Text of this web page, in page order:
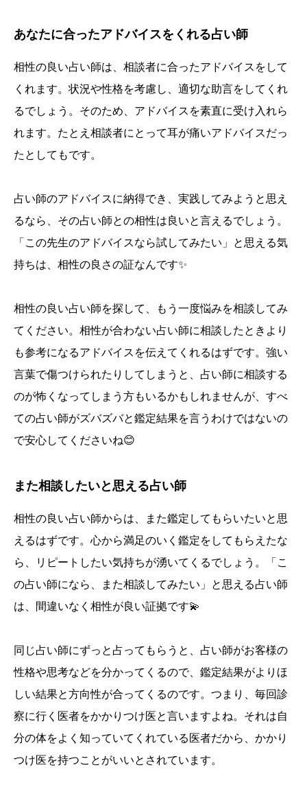
あなたに合ったアドバイスをくれる占い師
相性の良い占い師は、相談者に合ったアドバイスをして
くれます。状況や性格を考慮し、適切な助言をしてくれ
るでしょう。そのため、アドバイスを素直に受け入れら
れます。たとえ相談者にとって耳が痛いアドバイスだっ
たとしてもです。
占い師のアドバイスに納得でき、実践してみようと思え
るなら、その占い師との相性は良いと言えるでしょう。
「この先生のアドバイスなら試してみたい」と思える気
持ちは、相性の良さの証なんです✨
相性の良い占い師を探して、もう一度悩みを相談してみ
てください。相性が合わない占い師に相談したときより
も参考になるアドバイスを伝えてくれるはずです。強い
言葉で傷つけられたりしてしまうと、占い師に相談する
のが怖くなってしまう方もいるかもしれませんが、すべ
ての占い師がズバズバと鑑定結果を言うわけではないの
で安心してくださいね😊
また相談したいと思える占い師
相性の良い占い師からは、また鑑定してもらいたいと思
えるはずです。心から満足のいく鑑定をしてもらえたな
ら、リピートしたい気持ちが湧いてくるでしょう。「こ
の占い師になら、また相談してみたい」と思える占い師
は、間違いなく相性が良い証拠です💫
同じ占い師にずっと占ってもらうと、占い師がお客様の
性格や思考などを分かってくるので、鑑定結果がよりほ
しい結果と方向性が合ってくるのです。つまり、毎回診
察に行く医者をかかりつけ医と言いますよね。それは自
分の体をよく知っていてくれている医者だから、かかり
つけ医を持つことがいいとされています。